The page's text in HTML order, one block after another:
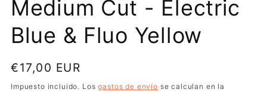
Medium Cut - Electric
Blue & Fluo Yellow
Precio
habitual
€17,00 EUR
Impuesto incluido. Losgastos de envío se calculan en la